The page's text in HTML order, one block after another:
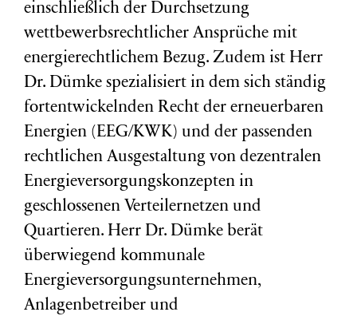
einschließlich der Durchsetzung
wettbewerbsrechtlicher Ansprüche mit
energierechtlichem Bezug. Zudem ist Herr
Dr. Dümke spezialisiert in dem sich ständig
fortentwickelnden Recht der erneuerbaren
Energien (EEG/KWK) und der passenden
rechtlichen Ausgestaltung von dezentralen
Energieversorgungskonzepten in
geschlossenen Verteilernetzen und
Quartieren. Herr Dr. Dümke berät
überwiegend kommunale
Energieversorgungsunternehmen,
Anlagenbetreiber und